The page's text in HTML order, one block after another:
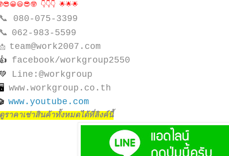
👇👇👇 🌟🌟🌟
📞 080-075-3399
📞 062-983-5599
📩 team@work2007.com
👍 facebook/workgroup2550
💚 Line:@workgroup
🖥 www.workgroup.co.th
www.youtube.com
ดูราคาเช่าสินค้าทั้งหมดได้ที่ลิงค์นี้